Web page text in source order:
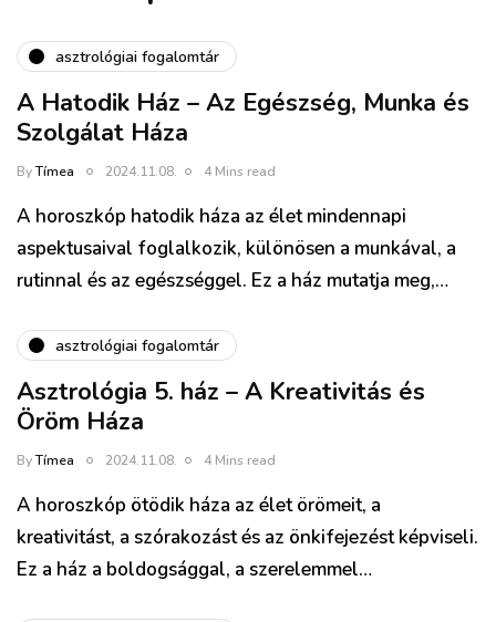
asztrológiai fogalomtár
A Hatodik Ház – Az Egészség, Munka és
Szolgálat Háza
ByTímea 2024.11.08. 4 Mins read
A horoszkóp hatodik háza az élet mindennapi
aspektusaival foglalkozik, különösen a munkával, a
rutinnal és az egészséggel. Ez a ház mutatja meg,…
asztrológiai fogalomtár
Asztrológia 5. ház – A Kreativitás és
Öröm Háza
ByTímea 2024.11.08. 4 Mins read
A horoszkóp ötödik háza az élet örömeit, a
kreativitást, a szórakozást és az önkifejezést képviseli.
Ez a ház a boldogsággal, a szerelemmel…